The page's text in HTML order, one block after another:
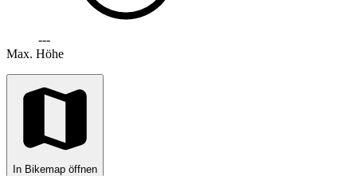
---
Max. Höhe
In Bikemap öffnen